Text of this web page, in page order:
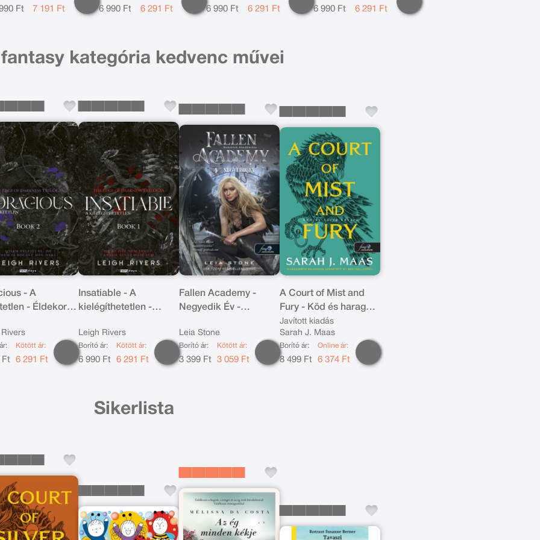
Ft 7 191 Ft 6 990 Ft 6 291 Ft 6 990 Ft 6 291 Ft 6 990 Ft 6 291 Ft
kategória kedvenc művei
- A
- Éldekorált
Rivers
Ft
Kötött ár:
6 291 Ft
Insatiable - A
kielégíthetetlen -
Leigh Rivers
Borító ár:
6 990 Ft
Kötött ár:
6 291 Ft
Fallen Academy -
Negyedik Év -
4.
Leia Stone
Borító ár:
3 399 Ft
Kötött ár:
3 059 Ft
A Court of Mist and
Fury - Köd és harag
udvara (Tüskék és
rózsák udvara 2.)
Javított kiadás
Sarah J. Maas
Borító ár:
8 499 Ft
Online ár:
6 374 Ft
Sikerlista